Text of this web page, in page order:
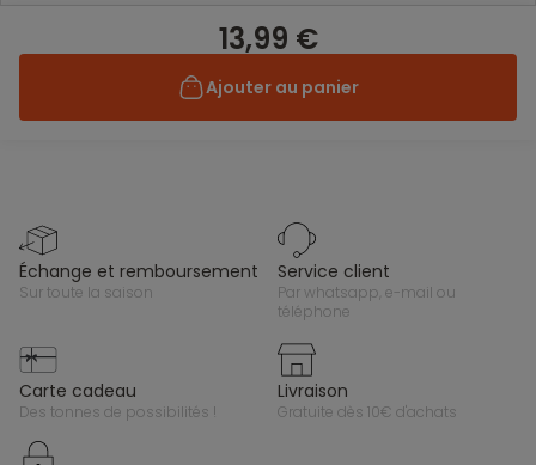
13,99 €
Ajouter au panier
échange et remboursement
sur toute la saison
service client
par whatsapp, e-mail ou
téléphone
carte cadeau
des tonnes de possibilités !
livraison
gratuite dès 10€ d'achats